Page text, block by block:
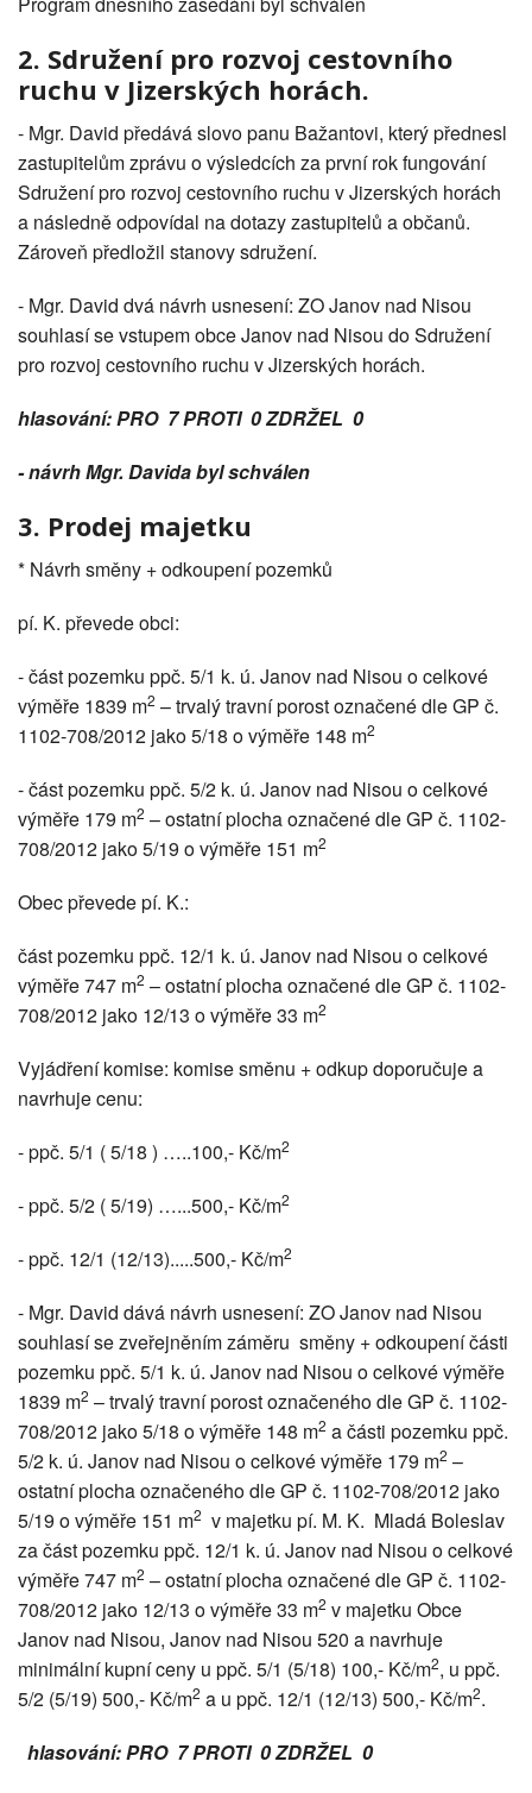
2. Sdružení pro rozvoj cestovního
ruchu v Jizerských horách.
- Mgr. David předává slovo panu Bažantovi, který přednesl
zastupitelům zprávu o výsledcích za první rok fungování
Sdružení pro rozvoj cestovního ruchu v Jizerských horách
a následně odpovídal na dotazy zastupitelů a občanů.
Zároveň předložil stanovy sdružení.
- Mgr. David dvá návrh usnesení: ZO Janov nad Nisou
souhlasí se vstupem obce Janov nad Nisou do Sdružení
pro rozvoj cestovního ruchu v Jizerských horách.
hlasování: PRO 7 PROTI 0 ZDRŽEL 0
- návrh Mgr. Davida byl schválen
3. Prodej majetku
* Návrh směny + odkoupení pozemků
pí. K. převede obci:
- část pozemku ppč. 5/1 k. ú. Janov nad Nisou o celkové
výměře 1839 m2 – trvalý travní porost označené dle GP č.
1102-708/2012 jako 5/18 o výměře 148 m2
- část pozemku ppč. 5/2 k. ú. Janov nad Nisou o celkové
výměře 179 m2 – ostatní plocha označené dle GP č. 1102-
708/2012 jako 5/19 o výměře 151 m2
Obec převede pí. K.:
část pozemku ppč. 12/1 k. ú. Janov nad Nisou o celkové
výměře 747 m2 – ostatní plocha označené dle GP č. 1102-
708/2012 jako 12/13 o výměře 33 m2
Vyjádření komise: komise směnu + odkup doporučuje a
navrhuje cenu:
- ppč. 5/1 ( 5/18 ) …..100,- Kč/m2
- ppč. 5/2 ( 5/19) …...500,- Kč/m2
- ppč. 12/1 (12/13).....500,- Kč/m2
- Mgr. David dává návrh usnesení: ZO Janov nad Nisou
souhlasí se zveřejněním záměru směny + odkoupení části
pozemku ppč. 5/1 k. ú. Janov nad Nisou o celkové výměře
1839 m2 – trvalý travní porost označeného dle GP č. 1102-
708/2012 jako 5/18 o výměře 148 m2 a části pozemku ppč.
5/2 k. ú. Janov nad Nisou o celkové výměře 179 m2 –
ostatní plocha označeného dle GP č. 1102-708/2012 jako
5/19 o výměře 151 m2 v majetku pí. M. K. Mladá Boleslav
za část pozemku ppč. 12/1 k. ú. Janov nad Nisou o celkové
výměře 747 m2 – ostatní plocha označené dle GP č. 1102-
708/2012 jako 12/13 o výměře 33 m2 v majetku Obce
Janov nad Nisou, Janov nad Nisou 520 a navrhuje
minimální kupní ceny u ppč. 5/1 (5/18) 100,- Kč/m2, u ppč.
5/2 (5/19) 500,- Kč/m2 a u ppč. 12/1 (12/13) 500,- Kč/m2.
hlasování: PRO 7 PROTI 0 ZDRŽEL 0